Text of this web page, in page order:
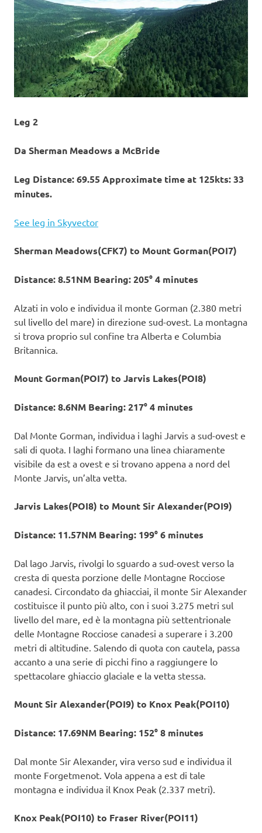
Leg 2
Da Sherman Meadows a McBride
Leg Distance: 69.55 Approximate time at 125kts: 33
minutes.
See leg in Skyvector
Sherman Meadows(CFK7) to Mount Gorman(POI7)
Distance: 8.51NM Bearing: 205° 4 minutes
Alzati in volo e individua il monte Gorman (2.380 metri
sul livello del mare) in direzione sud-ovest. La montagna
si trova proprio sul confine tra Alberta e Columbia
Britannica.
Mount Gorman(POI7) to Jarvis Lakes(POI8)
Distance: 8.6NM Bearing: 217° 4 minutes
Dal Monte Gorman, individua i laghi Jarvis a sud-ovest e
sali di quota. I laghi formano una linea chiaramente
visibile da est a ovest e si trovano appena a nord del
Monte Jarvis, un’alta vetta.
Jarvis Lakes(POI8) to Mount Sir Alexander(POI9)
Distance: 11.57NM Bearing: 199° 6 minutes
Dal lago Jarvis, rivolgi lo sguardo a sud-ovest verso la
cresta di questa porzione delle Montagne Rocciose
canadesi. Circondato da ghiacciai, il monte Sir Alexander
costituisce il punto più alto, con i suoi 3.275 metri sul
livello del mare, ed è la montagna più settentrionale
delle Montagne Rocciose canadesi a superare i 3.200
metri di altitudine. Salendo di quota con cautela, passa
accanto a una serie di picchi fino a raggiungere lo
spettacolare ghiaccio glaciale e la vetta stessa.
Mount Sir Alexander(POI9) to Knox Peak(POI10)
Distance: 17.69NM Bearing: 152° 8 minutes
Dal monte Sir Alexander, vira verso sud e individua il
monte Forgetmenot. Vola appena a est di tale
montagna e individua il Knox Peak (2.337 metri).
Knox Peak(POI10) to Fraser River(POI11)